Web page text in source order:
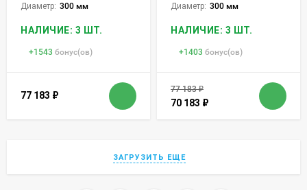
Диаметр: 300 мм
НАЛИЧИЕ: 3 ШТ.
+1543 бонус(ов)
77 183 ₽
Диаметр: 300 мм
НАЛИЧИЕ: 3 ШТ.
+1403 бонус(ов)
77 183₽
70 183 ₽
ЗАГРУЗИТЬ ЕЩЕ